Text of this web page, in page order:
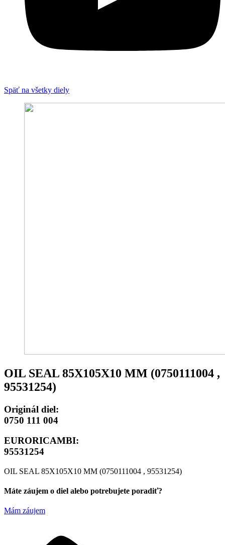
Späť na všetky diely
OIL SEAL 85X105X10 MM (0750111004 ,
95531254)
Originál diel:
0750 111 004
EURORICAMBI:
95531254
OIL SEAL 85X105X10 MM (0750111004 , 95531254)
Máte záujem o diel alebo potrebujete poradiť?
Mám záujem